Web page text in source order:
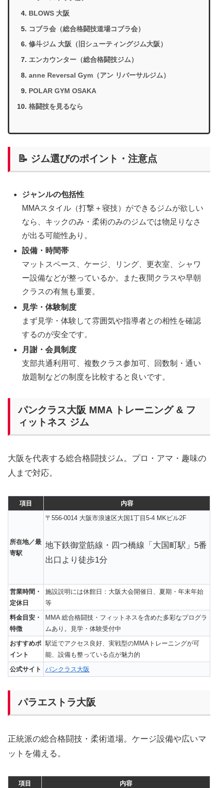
BLOWS 大阪
コブラ会（総合格闘技道場コブラ会）
修斗ジム 大阪（旧シューティングジム大阪）
エンカウンター（総合格闘技ジム）
anne Reversal Gym（アン リバーサルジム）
POLAR GYM OSAKA
格闘技を見るなら
📝 ジム選びのポイント・注意点
ジャンルの包括性
MMAスタイル（打撃＋寝技）ができるジムが欲しい
なら、キックのみ・柔術のみのジムでは物足りなさ
が出る可能性あり。
設備・時間帯
マットスペース、ケージ、リング、更衣室、シャワ
ー設備などが整っているか。また夜間クラスや早朝
クラスの有無も重要。
見学・体験制度
まず見学・体験して雰囲気や指導者との相性を確認
するのが安全です。
月謝・会員制度
支部共通利用可、複数クラス参加可、回数制・通い
放題制などの制度を比較すると良いです。
パンクラス大阪 MMA トレーニング & フ
ィットネス ジム
大阪を代表する総合格闘技ジム。プロ・アマ・趣味の
人まで対応。
項目 内容
所在地／最
寄駅
〒556-0014 大阪市浪速区大国1丁目5-4 MKビル2F
地下鉄御堂筋線・四つ橋線「大国町駅」5番
出口より徒歩1分
営業時間・
定休日
施設説明には休館日：大阪大会開催日、夏期・年末年始
等
料金目安・
特徴
MMA 総合格闘技・フィットネスを含めた多彩なプログラ
ムあり。見学・体験受付中
おすすめポ
イント
駅近でアクセス良好、実戦型のMMAトレーニングが可
能、設備も整っている点が魅力的
公式サイト
パンクラス大阪
パラエストラ大阪
正統派の総合格闘技・柔術道場。ケージ設備や広いマ
ットを備える。
項目
内容